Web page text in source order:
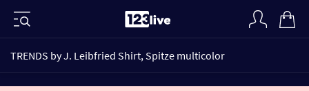
TRENDS by J. Leibfried Shirt, Spitze multicolor